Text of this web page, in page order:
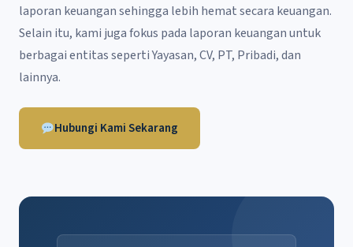
laporan keuangan sehingga lebih hemat secara keuangan.
Selain itu, kami juga fokus pada laporan keuangan untuk
berbagai entitas seperti Yayasan, CV, PT, Pribadi, dan
lainnya.
Hubungi Kami Sekarang